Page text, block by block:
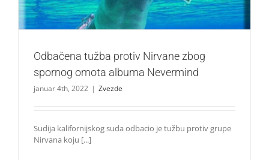
Odbačena tužba protiv Nirvane zbog
spornog omota albuma Nevermind
januar 4th, 2022 | Zvezde
Sudija kalifornijskog suda odbacio je tužbu protiv grupe
Nirvana koju [...]